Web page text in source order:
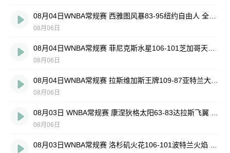
08月06日
08月06日
08月06日
08月06日